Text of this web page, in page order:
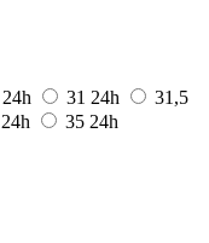
24h 31 24h
31,5
24h 35 24h